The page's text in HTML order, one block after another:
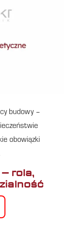
budowy –
obowiązki
rola,